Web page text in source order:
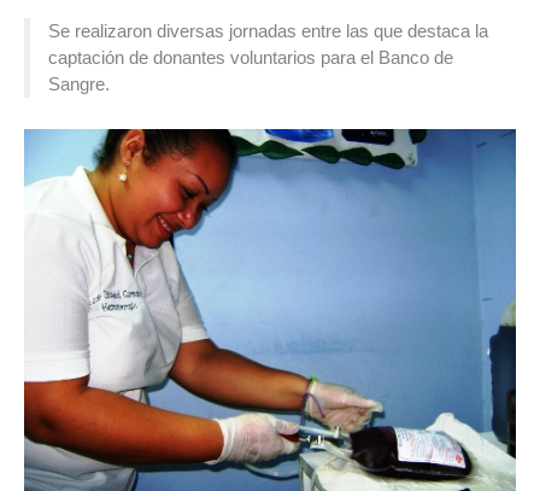
Se realizaron diversas jornadas entre las que destaca la
captación de donantes voluntarios para el Banco de
Sangre.